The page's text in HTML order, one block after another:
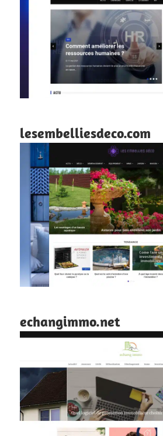
lesembelliesdeco.com
echangimmo.net